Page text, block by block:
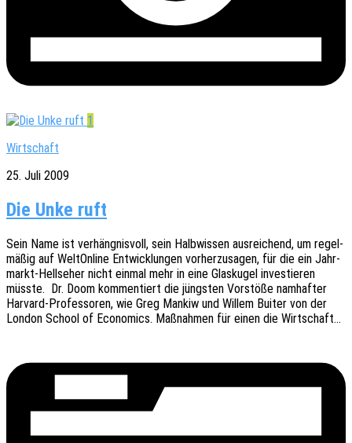
1
Wirtschaft
25. Juli 2009
Die Unke ruft
Sein Name ist verhäng­nis­voll, sein Halb­wis­sen ausrei­chend, um regel­
mä­ßig auf WeltOn­line Entwick­lun­gen vorher­zu­sa­gen, für die ein Jahr­­
markt-Hell­­se­her nicht einmal mehr in eine Glas­ku­gel inves­tie­ren
müsste. Dr. Doom kommen­tiert die jüngs­ten Vorstö­ße namhaf­ter
Harvard-Profes­­so­­ren, wie Greg Mankiw und Willem Buiter von der
London School of Econo­mics. Maßnah­men für einen die Wirtschaft…